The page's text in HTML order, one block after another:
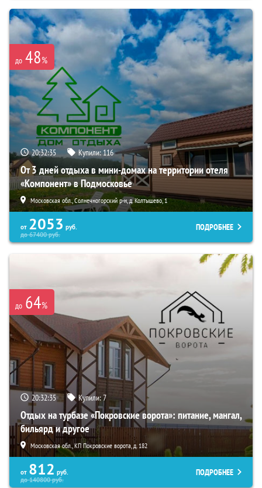
до 48%
20:32:34 Купили: 116
От 3 дней отдыха в мини-домах на территории отеля
«Компонент» в Подмосковье
Московская обл., Солнечногорский р-н, д. Колтышево, 1
от 2053 руб.
до67400руб.
ПОДРОБНЕЕ
до 64%
20:32:34 Купили:7
Отдых на турбазе «Покровские ворота»: питание, мангал,
бильярд и другое
Московская обл., КП Покровские ворота, д. 182
от 812 руб.
до140800руб.
ПОДРОБНЕЕ